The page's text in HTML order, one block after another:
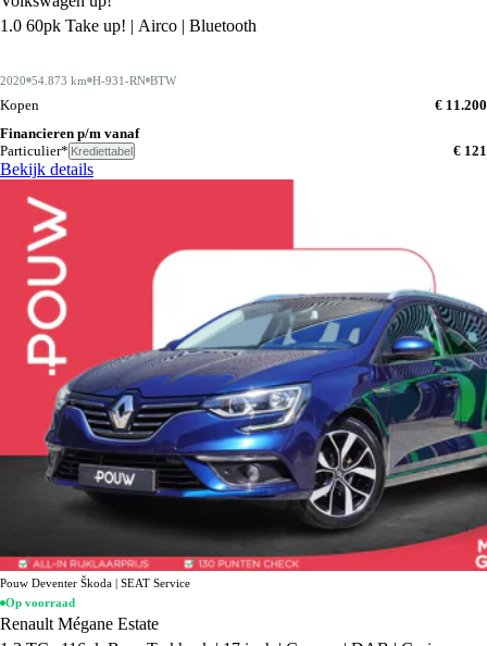
1.0 60pk Take up! | Airco | Bluetooth
2020 54.873 km H-931-RN BTW
Kopen
€ 11.200
Financieren p/m vanaf
Particulier* Krediettabel € 121
Bekijk details
Pouw Deventer Škoda | SEAT Service
Op voorraad
Renault Mégane Estate